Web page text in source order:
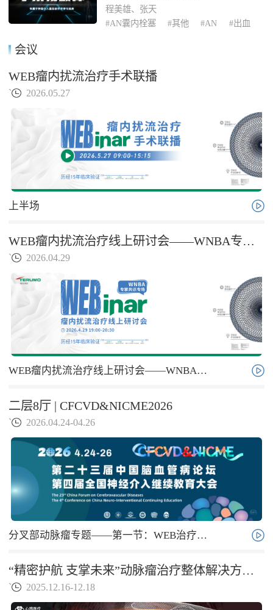
程美雄、张天
#AN囊内栓塞
#其他 #AN #出血
会议
WEB瘤内扰流治疗手术联播
` 2026.05.27
上半场
WEB瘤内扰流治疗线上研讨会——WNBA专家共识专场
` 2026.04.29
WEB瘤内扰流治疗线上研讨会——WNBA专家共识专场
二层8厅 | CFCVD&NICME2026
` 2026.04.24-04.26
分叉部动脉瘤专题——第一节：WEB治疗分叉部动脉瘤
“精密护航 支掌未来”动脉瘤治疗整体解决方案手术联播
` 2025.12.16-12.18